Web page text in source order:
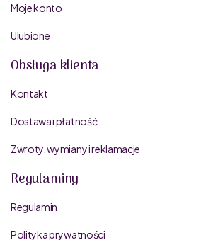
Moje konto
Ulubione
Obsługa klienta
Kontakt
Dostawa i płatność
Zwroty, wymiany i reklamacje
Regulaminy
Regulamin
Polityka prywatności